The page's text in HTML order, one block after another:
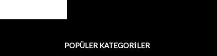
POPÜLER KATEGORİLER